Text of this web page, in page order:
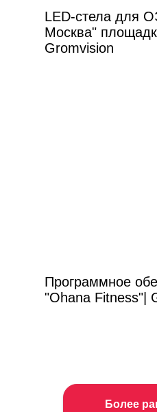
LED-стела для
Москва"
Gromvision
Программное
"Ohana Fitness"|
Более